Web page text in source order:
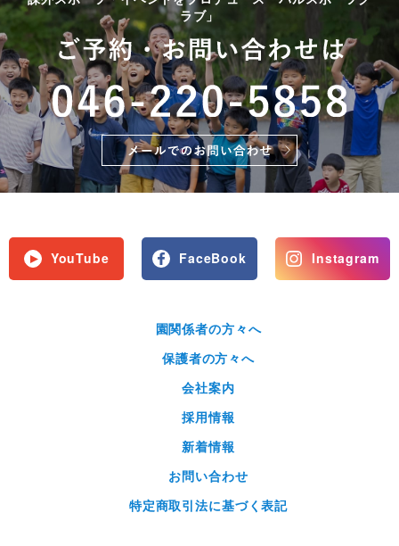
ラブ」
YouTube FaceBook Instagram
園関係者の方々へ
保護者の方々へ
会社案内
採用情報
新着情報
お問い合わせ
特定商取引法に基づく表記